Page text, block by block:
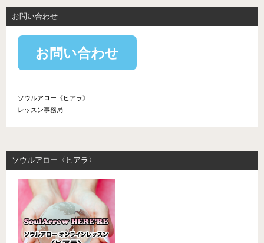
お問い合わせ
お問い合わせ
ソウルアロー《ヒアラ》
レッスン事務局
ソウルアロー〈ヒアラ〉